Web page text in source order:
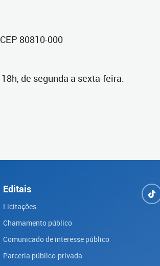
80810-000
de segunda a sexta-feira.
Editais
Licitações
Chamamento público
Comunicado de interesse público
Parceria público-privada